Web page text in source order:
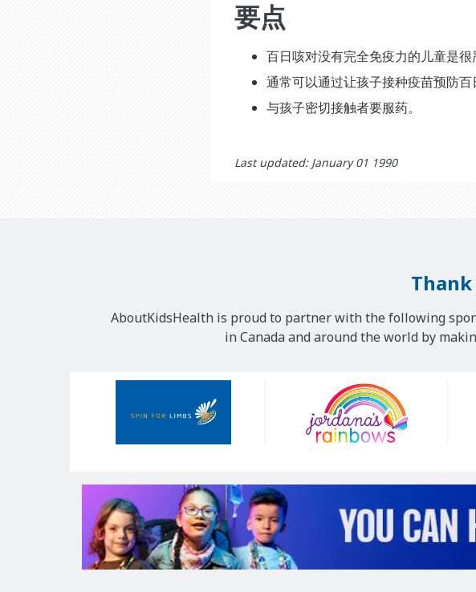
要点
百日咳对没有完全免疫力的儿童是很
通常可以通过让孩子接种疫苗预防百
与孩子密切接触者要服药。
Last updated: January 01 1990
AboutKidsHealth is proud to partner with the following
in Canada and around the world by